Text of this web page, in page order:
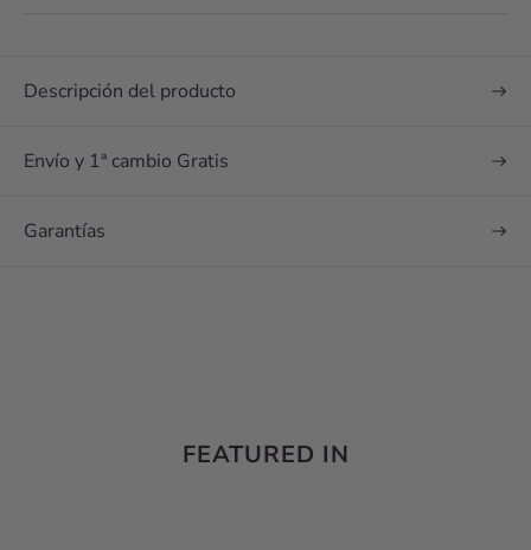
Descripción del producto
Envío y 1ª cambio Gratis
Garantías
FEATURED IN